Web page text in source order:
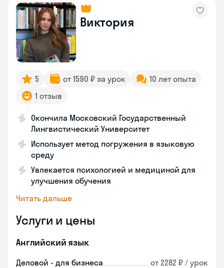
Виктория
5 от 1590 ₽ за урок
10 лет опыта
1 отзыв
Окончила Московский Государственный
Лингвистический Университет
Использует метод погружения в языковую
среду
Увлекается психологией и медициной для
улучшения обучения
Читать дальше
Услуги и цены
Английский язык
Деловой - для бизнеса от 2282 ₽ / урок